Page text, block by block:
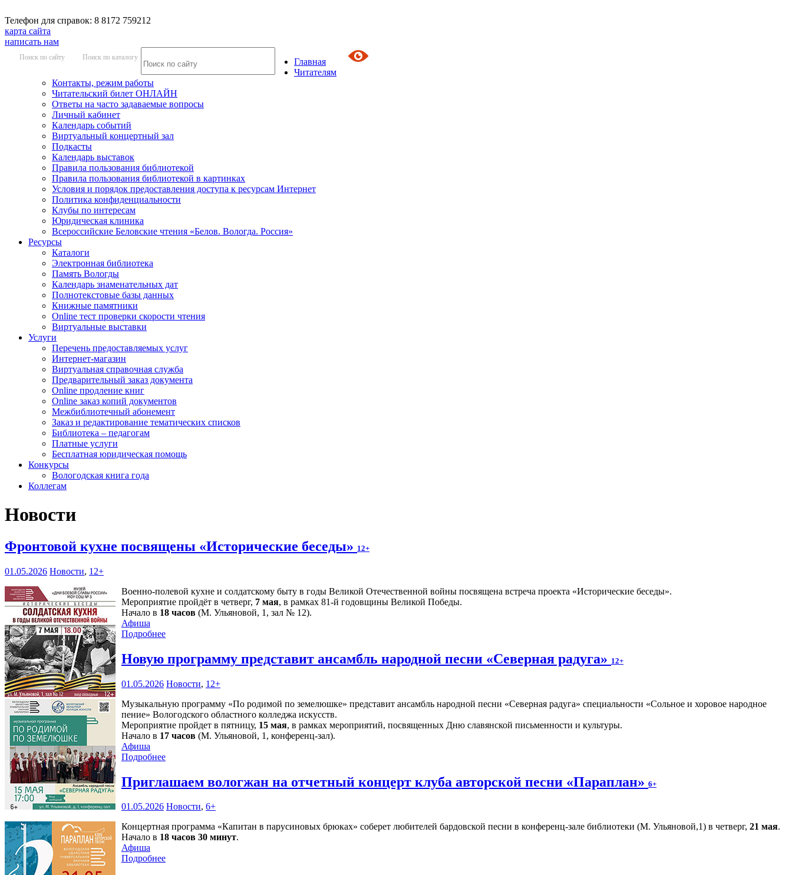
Телефон для справок: 8 8172 759212
карта сайта
написать нам
Поиск по сайту Поиск по каталогу
Главная
Читателям
Контакты, режим работы
Читательский билет ОНЛАЙН
Ответы на часто задаваемые вопросы
Личный кабинет
Календарь событий
Виртуальный концертный зал
Подкасты
Календарь выставок
Правила пользования библиотекой
Правила пользования библиотекой в картинках
Условия и порядок предоставления доступа к ресурсам Интернет
Политика конфиденциальности
Клубы по интересам
Юридическая клиника
Всероссийские Беловские чтения «Белов. Вологда. Россия»
Ресурсы
Каталоги
Электронная библиотека
Память Вологды
Календарь знаменательных дат
Полнотекстовые базы данных
Книжные памятники
Online тест проверки скорости чтения
Виртуальные выставки
Услуги
Перечень предоставляемых услуг
Интернет-магазин
Виртуальная справочная служба
Предварительный заказ документа
Online продление книг
Online заказ копий документов
Межбиблиотечный абонемент
Заказ и редактирование тематических списков
Библиотека – педагогам
Платные услуги
Бесплатная юридическая помощь
Конкурсы
Вологодская книга года
Коллегам
Новости
Фронтовой кухне посвящены «Исторические беседы» 12+
01.05.2026 Новости, 12+
Военно-полевой кухне и солдатскому быту в годы Великой Отечественной войны посвящена встреча проекта «Исторические беседы».
Мероприятие пройдёт в четверг, 7 мая, в рамках 81-й годовщины Великой Победы.
Начало в 18 часов (М. Ульяновой, 1, зал № 12).
Афиша
Подробнее
Новую программу представит ансамбль народной песни «Северная радуга» 12+
01.05.2026 Новости, 12+
Музыкальную программу «По родимой по земелюшке» представит ансамбль народной песни «Северная радуга» специальности «Сольное и хоровое народное
пение» Вологодского областного колледжа искусств.
Мероприятие пройдет в пятницу, 15 мая, в рамках мероприятий, посвященных Дню славянской письменности и культуры.
Начало в 17 часов (М. Ульяновой, 1, конференц-зал).
Афиша
Подробнее
Приглашаем вологжан на отчетный концерт клуба авторской песни «Параплан» 6+
01.05.2026 Новости, 6+
Концертная программа «Капитан в парусиновых брюках» соберет любителей бардовской песни в конференц-зале библиотеки (М. Ульяновой,1) в четверг, 21 мая.
Начало в 18 часов 30 минут.
Афиша
Подробнее